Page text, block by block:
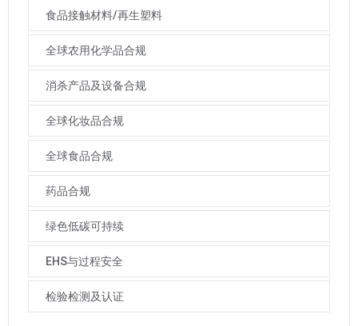
食品接触材料/再生塑料
全球农用化学品合规
消杀产品及设备合规
全球化妆品合规
全球食品合规
药品合规
绿色低碳可持续
EHS与过程安全
检验检测及认证